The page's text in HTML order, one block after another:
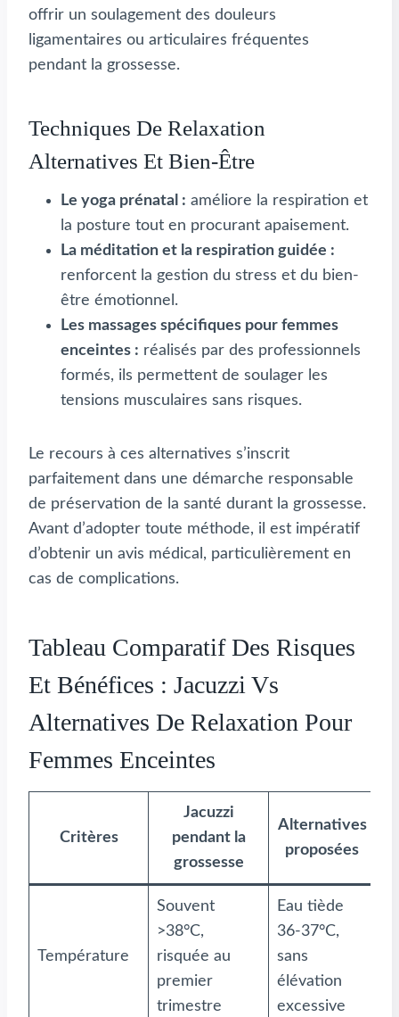
offrir un soulagement des douleurs
ligamentaires ou articulaires fréquentes
pendant la grossesse.
Techniques De Relaxation
Alternatives Et Bien-Être
Le yoga prénatal : améliore la respiration et
la posture tout en procurant apaisement.
La méditation et la respiration guidée :
renforcent la gestion du stress et du bien-
être émotionnel.
Les massages spécifiques pour femmes
enceintes : réalisés par des professionnels
formés, ils permettent de soulager les
tensions musculaires sans risques.
Le recours à ces alternatives s’inscrit
parfaitement dans une démarche responsable
de préservation de la santé durant la grossesse.
Avant d’adopter toute méthode, il est impératif
d’obtenir un avis médical, particulièrement en
cas de complications.
Tableau Comparatif Des Risques
Et Bénéfices : Jacuzzi Vs
Alternatives De Relaxation Pour
Femmes Enceintes
Critères
Jacuzzi
pendant la
grossesse
Alternatives
proposées
Température
Souvent
>38°C,
risquée au
premier
trimestre
Eau tiède
36-37°C,
sans
élévation
excessive